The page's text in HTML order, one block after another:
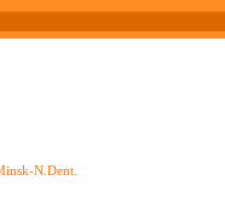
N.Dent.